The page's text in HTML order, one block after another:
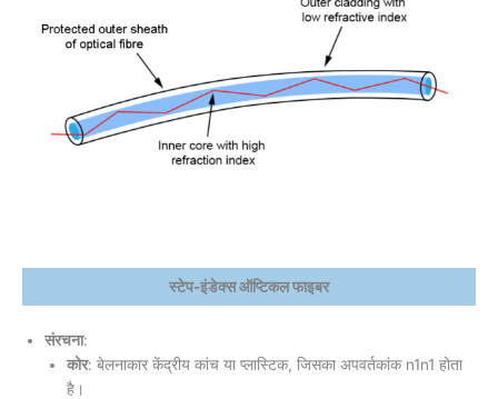
स्टेप-इंडेक्स ऑप्टिकल फाइबर
संरचना:
कोर: बेलनाकार केंद्रीय कांच या प्लास्टिक, जिसका अपवर्तकांक n1​n1 होता
है।